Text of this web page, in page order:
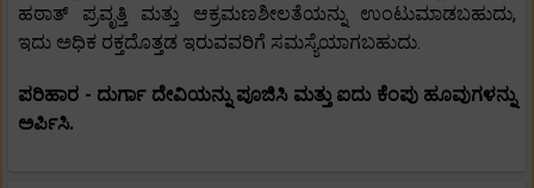
ಹಠಾತ್ ಪ್ರವೃತ್ತಿ ಮತ್ತು ಆಕ್ರಮಣಶೀಲತೆಯನ್ನು ಉಂಟುಮಾಡಬಹುದು,
ಇದು ಅಧಿಕ ರಕ್ತದೊತ್ತಡ ಇರುವವರಿಗೆ ಸಮಸ್ಯೆಯಾಗಬಹುದು.
ಪರಿಹಾರ - ದುರ್ಗಾ ದೇವಿಯನ್ನು ಪೂಜಿಸಿ ಮತ್ತು ಐದು ಕೆಂಪು ಹೂವುಗಳನ್ನು
ಅರ್ಪಿಸಿ.